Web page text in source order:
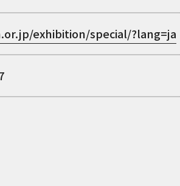
exhibition/special/?lang=ja